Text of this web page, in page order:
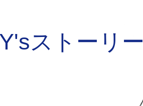
Y'sストーリー